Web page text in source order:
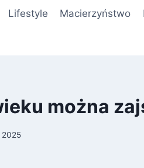
Lifestyle Macierzyństwo
można
2025